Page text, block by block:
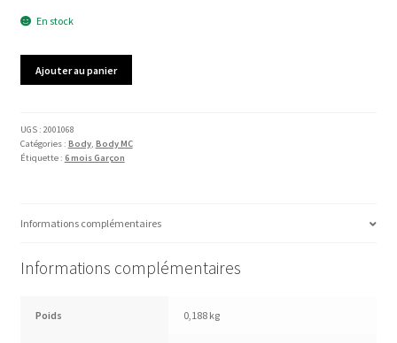
En stock
EARLY
DAYS
Ajouter au panier
UGS : 2001068
Catégories : Body, Body MC
Étiquette : 6 mois Garçon
Informations complémentaires
Informations complémentaires
Poids 0,188 kg